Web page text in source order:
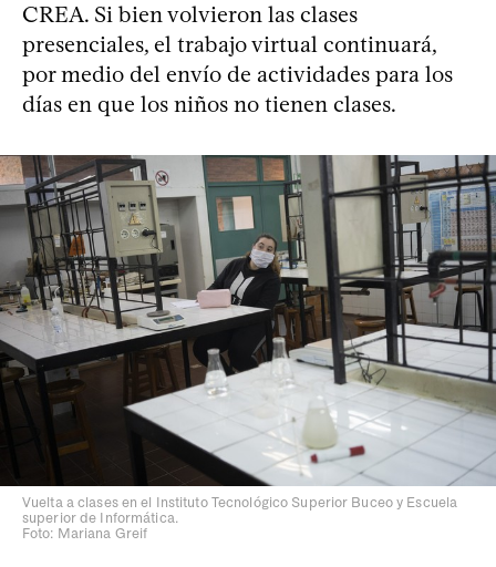
CREA. Si bien volvieron las clases
presenciales, el trabajo virtual continuará,
por medio del envío de actividades para los
días en que los niños no tienen clases.
Vuelta a clases en el Instituto Tecnológico Superior Buceo y Escuela
superior de Informática.
Foto: Mariana Greif